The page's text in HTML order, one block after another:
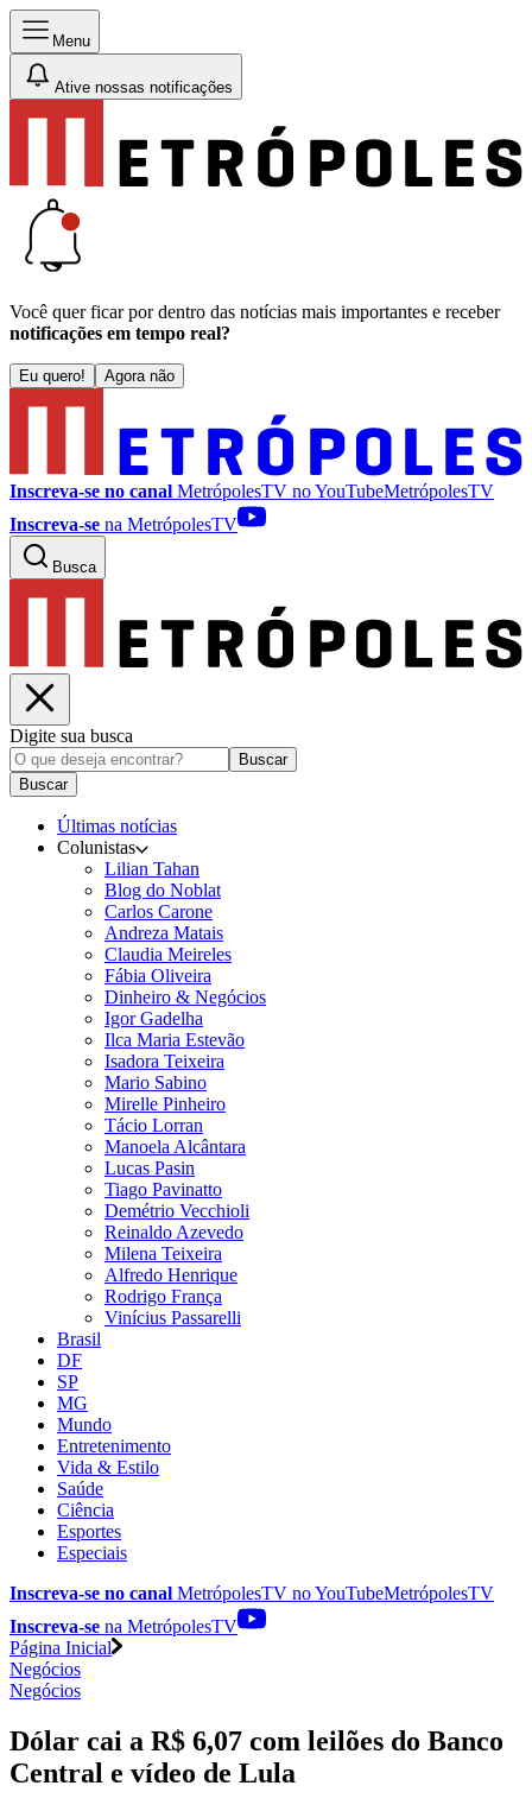
Menu
Ative nossas notificações
Você quer ficar por dentro das notícias mais importantes e receber
notificações em tempo real?
Eu quero! Agora não
Inscreva-se no canal MetrópolesTV noYouTubeMetrópolesTV
Inscreva-se na MetrópolesTV
Busca
Digite sua busca
Buscar
Buscar
Últimas notícias
Colunistas
Lilian Tahan
Blog do Noblat
Carlos Carone
Andreza Matais
Claudia Meireles
Fábia Oliveira
Dinheiro & Negócios
Igor Gadelha
Ilca Maria Estevão
Isadora Teixeira
Mario Sabino
Mirelle Pinheiro
Tácio Lorran
Manoela Alcântara
Lucas Pasin
Tiago Pavinatto
Demétrio Vecchioli
Reinaldo Azevedo
Milena Teixeira
Alfredo Henrique
Rodrigo França
Vinícius Passarelli
Brasil
DF
SP
MG
Mundo
Entretenimento
Vida & Estilo
Saúde
Ciência
Esportes
Especiais
Inscreva-se no canal MetrópolesTV noYouTubeMetrópolesTV
Inscreva-se na MetrópolesTV
Página Inicial
Negócios
Negócios
Dólar cai a R$ 6,07 com leilões do Banco
Central e vídeo de Lula